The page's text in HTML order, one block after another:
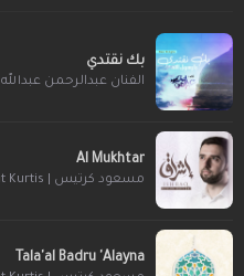
بك نقتدي
الفنان عبدالرحمن عبدالله
Al Mukhtar
مسعود كرتيس | Mesut Kurtis
Tala'al Badru 'Alayna